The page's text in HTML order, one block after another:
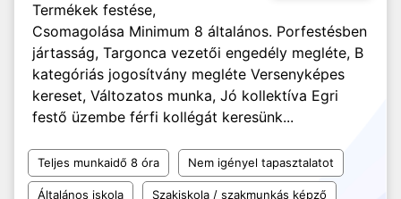
Termékek festése,
Csomagolása Minimum 8 általános. Porfestésben
jártasság, Targonca vezetői engedély megléte, B
kategóriás jogosítvány megléte Versenyképes
kereset, Változatos munka, Jó kollektíva Egri
festő üzembe férfi kollégát keresünk...
Teljes munkaidő 8 óra Nem igényel tapasztalatot
Általános iskola Szakiskola / szakmunkás képző